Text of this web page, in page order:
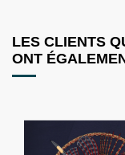
LES CLIENTS
ONT